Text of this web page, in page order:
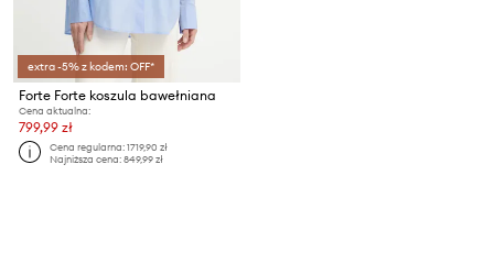
extra -5% z kodem: OFF*
Forte Forte koszula bawełniana
Cena aktualna:
799,99 zł
Cena regularna:1719,90 zł
Najniższa cena:849,99 zł